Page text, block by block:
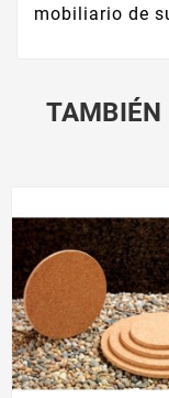
mobiliario de
TAMBIÉN